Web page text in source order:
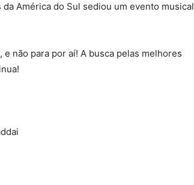
América do Sul sediou um evento musical
não para por aí! A busca pelas melhores